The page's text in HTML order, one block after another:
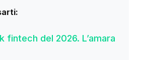
fintech del 2026. L’amara